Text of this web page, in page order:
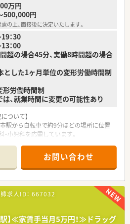
分に考慮し、年収400万円から550万円の
します。
で約4.5ヶ月分の支給実績があり、日々の
れます。
、食事手当など、生活をサポートするため
ています。
万円
500,000円
の上、面接後に決定いたします。
：30
：00
の場合45分、実働8時間超の場合
した1ヶ月単位の変形労働時間制
労働時間制
、就業時間に変更の可能性あり
ついて】
駅から自転車で約9分ほどの場所に位置
・小児科を応需しています。
ート1名の体制です。
科、耳鼻科、小児科と複数科目にわたる
を積むことができます。
に約44店舗を展開し平成元年より毎年増
ある調剤薬局チェーンです。
クモールを関西圏を中心に関東でも積極
お問い合わせ
求人ID： 667032
】≪家賃手当月5万円！≫ドラッグ